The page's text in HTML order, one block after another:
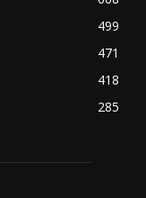
499
471
418
285